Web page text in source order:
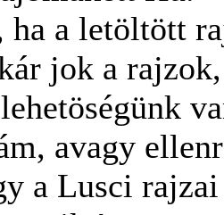
ha a letöltött
jok a
avagy
a Lusci